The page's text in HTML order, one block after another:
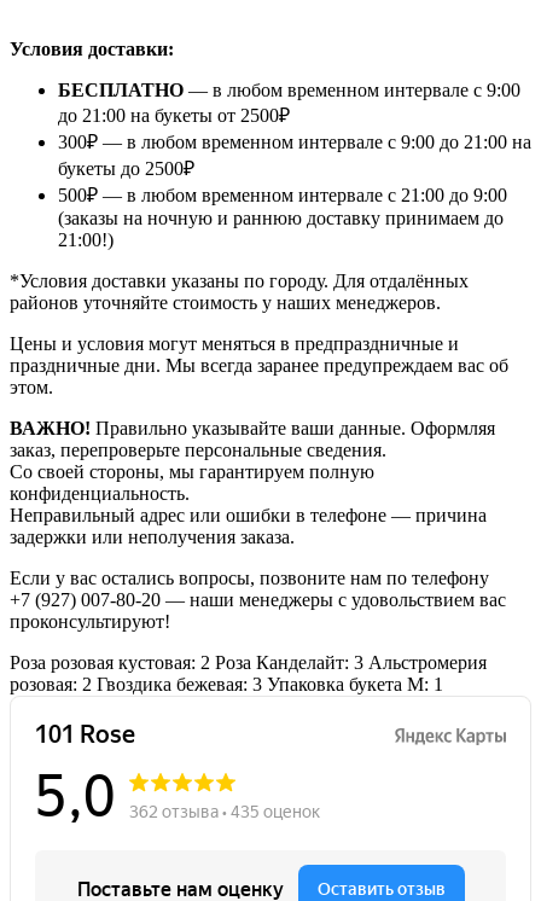
Условия доставки:
БЕСПЛАТНО — в любом временном интервале с 9:00
до 21:00 на букеты от 2500₽
300₽ — в любом временном интервале с 9:00 до 21:00 на
букеты до 2500₽
500₽ — в любом временном интервале с 21:00 до 9:00
(заказы на ночную и раннюю доставку принимаем до
21:00!)
*Условия доставки указаны по городу. Для отдалённых
районов уточняйте стоимость у наших менеджеров.
Цены и условия могут меняться в предпраздничные и
праздничные дни. Мы всегда заранее предупреждаем вас об
этом.
ВАЖНО! Правильно указывайте ваши данные. Оформляя
заказ, перепроверьте персональные сведения.
Со своей стороны, мы гарантируем полную
конфиденциальность.
Неправильный адрес или ошибки в телефоне — причина
задержки или неполучения заказа.
Если у вас остались вопросы, позвоните нам по телефону
+7 (927) 007-80-20 — наши менеджеры с удовольствием вас
проконсультируют!
Роза розовая кустовая: 2 Роза Канделайт: 3 Альстромерия
розовая: 2 Гвоздика бежевая: 3 Упаковка букета M: 1